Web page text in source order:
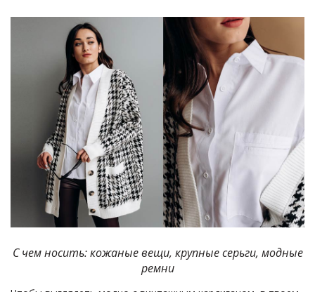
С чем носить: кожаные вещи, крупные серьги, модные
ремни